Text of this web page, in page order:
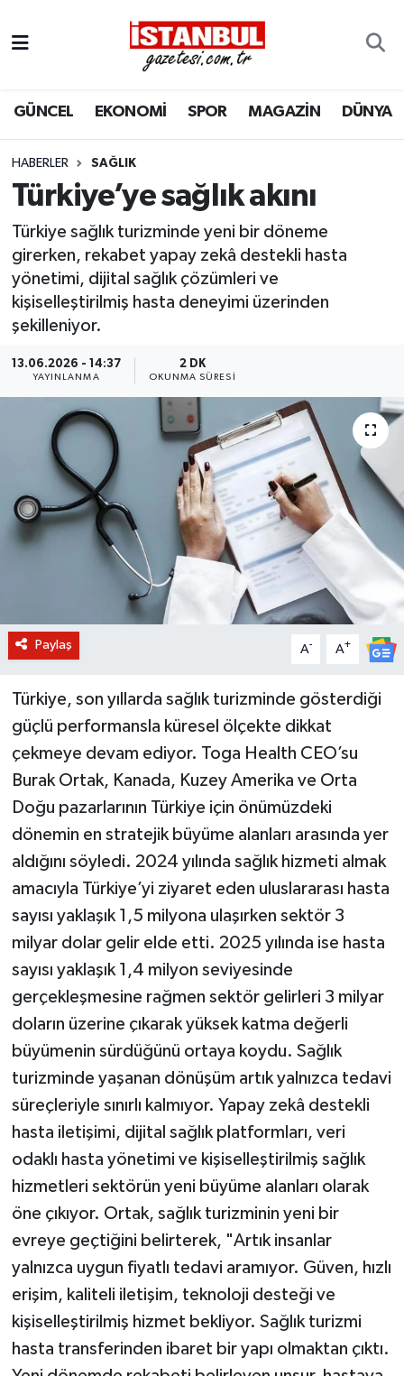
GÜNCEL EKONOMİ SPOR MAGAZİN DÜNYA
HABERLER SAĞLIK
Türkiye’ye sağlık akını
Türkiye sağlık turizminde yeni bir döneme
girerken, rekabet yapay zekâ destekli hasta
yönetimi, dijital sağlık çözümleri ve
kişiselleştirilmiş hasta deneyimi üzerinden
şekilleniyor.
13.06.2026 - 14:37
YAYINLANMA
2 DK
OKUNMA SÜRESI
Paylaş A- A+
Türkiye, son yıllarda sağlık turizminde gösterdiği
güçlü performansla küresel ölçekte dikkat
çekmeye devam ediyor. Toga Health CEO’su
Burak Ortak, Kanada, Kuzey Amerika ve Orta
Doğu pazarlarının Türkiye için önümüzdeki
dönemin en stratejik büyüme alanları arasında yer
aldığını söyledi. 2024 yılında sağlık hizmeti almak
amacıyla Türkiye’yi ziyaret eden uluslararası hasta
sayısı yaklaşık 1,5 milyona ulaşırken sektör 3
milyar dolar gelir elde etti. 2025 yılında ise hasta
sayısı yaklaşık 1,4 milyon seviyesinde
gerçekleşmesine rağmen sektör gelirleri 3 milyar
doların üzerine çıkarak yüksek katma değerli
büyümenin sürdüğünü ortaya koydu. Sağlık
turizminde yaşanan dönüşüm artık yalnızca tedavi
süreçleriyle sınırlı kalmıyor. Yapay zekâ destekli
hasta iletişimi, dijital sağlık platformları, veri
odaklı hasta yönetimi ve kişiselleştirilmiş sağlık
hizmetleri sektörün yeni büyüme alanları olarak
öne çıkıyor. Ortak, sağlık turizminin yeni bir
evreye geçtiğini belirterek, "Artık insanlar
yalnızca uygun fiyatlı tedavi aramıyor. Güven, hızlı
erişim, kaliteli iletişim, teknoloji desteği ve
kişiselleştirilmiş hizmet bekliyor. Sağlık turizmi
hasta transferinden ibaret bir yapı olmaktan çıktı.
EKONOMİ
İSTANBUL
DÜNYA
SPOR
MAGAZİN
BİLİM VE TEKNOLOJİ
OTOMOBİL
KURUMSAL
Nöbetçi Eczaneler
Hava Durumu
Trafik Durumu
Süper Lig Puan Durumu ve Fikstür
Tüm Manşetler
Son Dakika Haberleri